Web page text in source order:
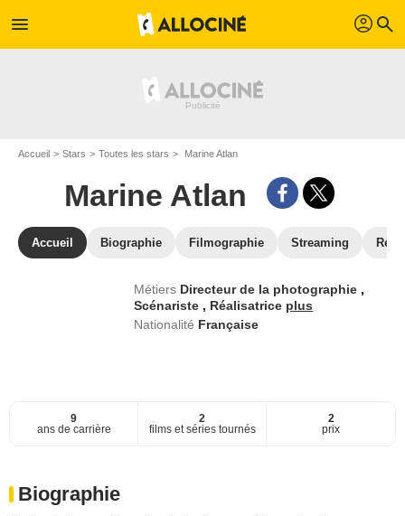
menu profil search
Accueil Stars Toutes les stars Marine Atlan
Marine Atlan
Accueil Biographie Filmographie Streaming
Métiers Directeur de la photographie ,
Scénariste , Réalisatrice plus
Nationalité Française
9
ans de carrière
2
films et séries tournés
2
prix
Biographie